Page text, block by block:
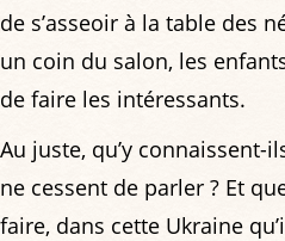
de s’asseoir à la table des
un coin du salon, les
de faire les intéressants.
Au juste, qu’y connaissent-
ne cessent de parler ? Et
faire, dans cette Ukraine